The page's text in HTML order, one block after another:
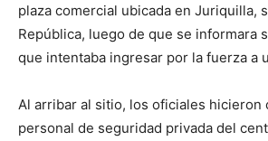
plaza comercial ubicada en Juriquilla,
República, luego de que se informara
que intentaba ingresar por la fuerza a
Al arribar al sitio, los oficiales hicieron
personal de seguridad privada del